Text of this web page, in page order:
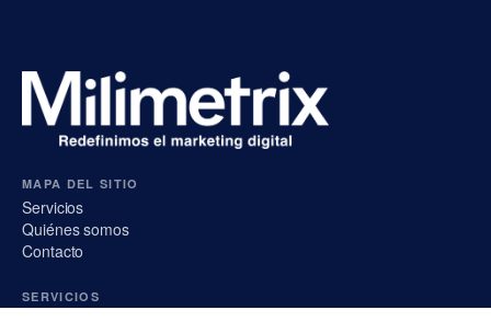
MAPA DEL SITIO
Servicios
Quiénes somos
Contacto
SERVICIOS